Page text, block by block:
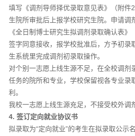
填写《调剂导师择优录取意见表》（附件
生院所审批后上报学校研究生院。申请调
《全日制博士研究生拟调剂录取确认表
签字同意接收，报学校批准后，方予初录
生系统里完成调剂初录取操作。
对个别一志愿上线生源不足，在全校调剂
任务的院所和专业，学校保留视各专业录
利。
我校一志愿上线生源充足，不接受校外调
4. 签订定向就业协议书
拟录取为“定向就业”的考生在拟录取公示